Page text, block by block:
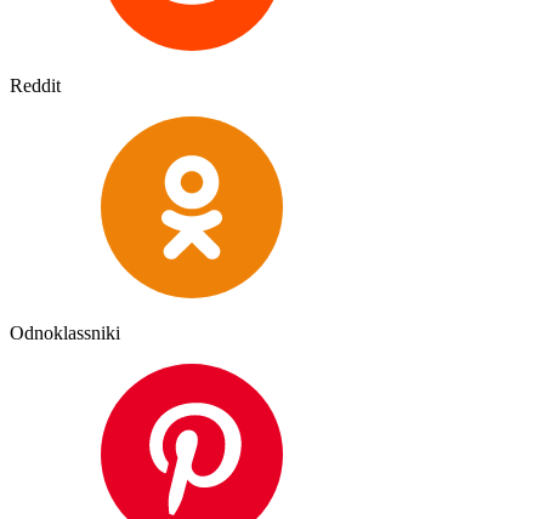
Reddit
Odnoklassniki